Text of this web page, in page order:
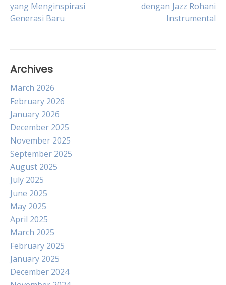
navigation
yang Menginspirasi
Generasi Baru
dengan Jazz Rohani
Instrumental
Archives
March 2026
February 2026
January 2026
December 2025
November 2025
September 2025
August 2025
July 2025
June 2025
May 2025
April 2025
March 2025
February 2025
January 2025
December 2024